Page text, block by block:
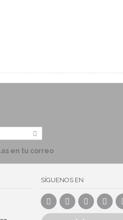
en tu correo
SÍGUENOS EN